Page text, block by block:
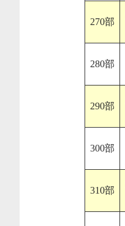
270部
280部
290部
300部
310部